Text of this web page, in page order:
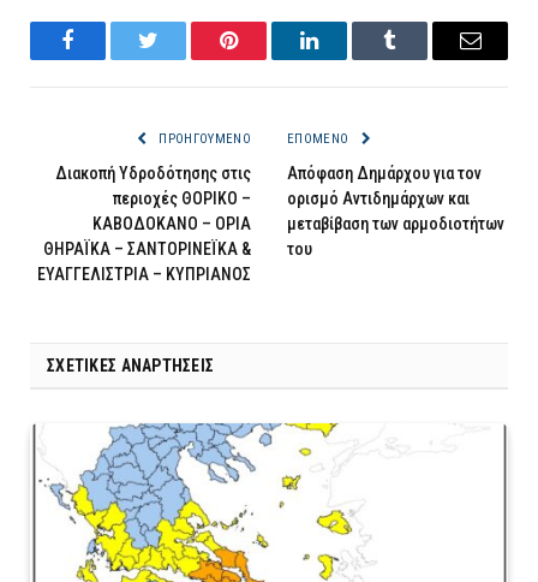
FacebookTwitter Pinterest LinkedInTumblr Email
ΠΡΟΗΓΟΎΜΕΝΟ
Διακοπή Υδροδότησης στις
περιοχές ΘΟΡΙΚΟ –
ΚΑΒΟΔΟΚΑΝΟ – ΟΡΙΑ
ΘΗΡΑΪΚΑ – ΣΑΝΤΟΡΙΝΕΪΚΑ &
ΕΥΑΓΓΕΛΙΣΤΡΙΑ – ΚΥΠΡΙΑΝΟΣ
ΕΠΌΜΕΝΟ
Απόφαση Δημάρχου για τον
ορισμό Αντιδημάρχων και
μεταβίβαση των αρμοδιοτήτων
του
ΣΧΕΤΙΚΈΣ ΑΝΑΡΤΉΣΕΙΣ